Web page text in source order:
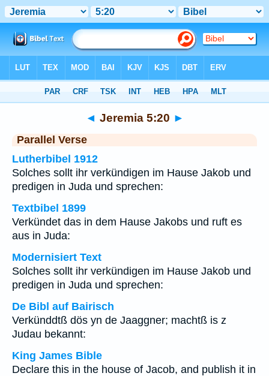
◄ Jeremia 5:20 ►
Parallel Verse
Lutherbibel 1912
Solches sollt ihr verkündigen im Hause Jakob und
predigen in Juda und sprechen:
Textbibel 1899
Verkündet das in dem Hause Jakobs und ruft es
aus in Juda:
Modernisiert Text
Solches sollt ihr verkündigen im Hause Jakob und
predigen in Juda und sprechen:
De Bibl auf Bairisch
Verkünddtß dös yn de Jaaggner; machtß is z
Judau bekannt:
King James Bible
Declare this in the house of Jacob, and publish it in